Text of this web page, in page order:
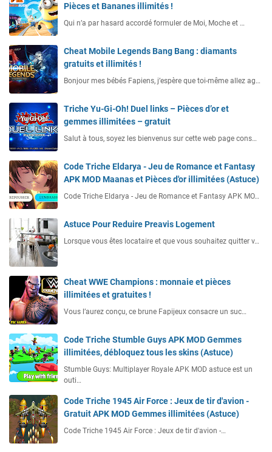
Pièces et Bananes illimités !
Qui n’a par hasard accordé formuler de Moi, Moche et …
Cheat Mobile Legends Bang Bang : diamants
gratuits et illimités !
Bonjour mes bébés Fapiens, j’espère que toi-même allez ag…
Triche Yu-Gi-Oh! Duel links – Pièces d’or et
gemmes illimitées – gratuit
Salut à tous, soyez les bienvenus sur cette web page cons…
Code Triche Eldarya - Jeu de Romance et Fantasy
APK MOD Maanas et Pièces d'or illimitées (Astuce)
Code Triche Eldarya - Jeu de Romance et Fantasy APK MO…
Astuce Pour Reduire Preavis Logement
Lorsque vous êtes locataire et que vous souhaitez quitter v…
Cheat WWE Champions : monnaie et pièces
illimitées et gratuites !
Vous l’aurez conçu, ce brune Fapijeux consacre un suc…
Code Triche Stumble Guys APK MOD Gemmes
illimitées, débloquez tous les skins (Astuce)
Stumble Guys: Multiplayer Royale APK MOD astuce est un
outi…
Code Triche 1945 Air Force : Jeux de tir d'avion -
Gratuit APK MOD Gemmes illimitées (Astuce)
Code Triche 1945 Air Force : Jeux de tir d'avion -…